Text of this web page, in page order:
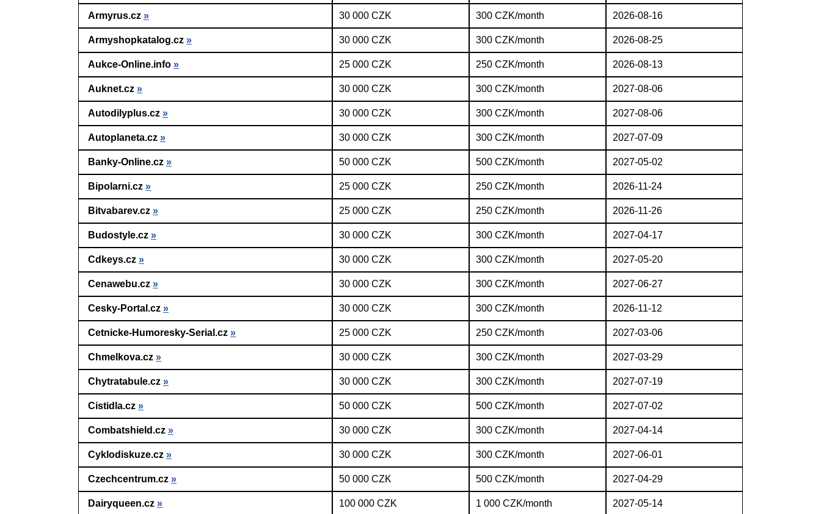
Armyrus.cz » 30 000 CZK 300 CZK/month 2026-08-16
Armyshopkatalog.cz » 30 000 CZK 300 CZK/month 2026-08-25
Aukce-Online.info » 25 000 CZK 250 CZK/month 2026-08-13
Auknet.cz » 30 000 CZK 300 CZK/month 2027-08-06
Autodilyplus.cz » 30 000 CZK 300 CZK/month 2027-08-06
Autoplaneta.cz » 30 000 CZK 300 CZK/month 2027-07-09
Banky-Online.cz » 50 000 CZK 500 CZK/month 2027-05-02
Bipolarni.cz » 25 000 CZK 250 CZK/month 2026-11-24
Bitvabarev.cz » 25 000 CZK 250 CZK/month 2026-11-26
Budostyle.cz » 30 000 CZK 300 CZK/month 2027-04-17
Cdkeys.cz » 30 000 CZK 300 CZK/month 2027-05-20
Cenawebu.cz » 30 000 CZK 300 CZK/month 2027-06-27
Cesky-Portal.cz » 30 000 CZK 300 CZK/month 2026-11-12
Cetnicke-Humoresky-Serial.cz » 25 000 CZK 250 CZK/month 2027-03-06
Chmelkova.cz » 30 000 CZK 300 CZK/month 2027-03-29
Chytratabule.cz » 30 000 CZK 300 CZK/month 2027-07-19
Cistidla.cz » 50 000 CZK 500 CZK/month 2027-07-02
Combatshield.cz » 30 000 CZK 300 CZK/month 2027-04-14
Cyklodiskuze.cz » 30 000 CZK 300 CZK/month 2027-06-01
Czechcentrum.cz » 50 000 CZK 500 CZK/month 2027-04-29
Dairyqueen.cz » 100 000 CZK 1 000 CZK/month 2027-05-14